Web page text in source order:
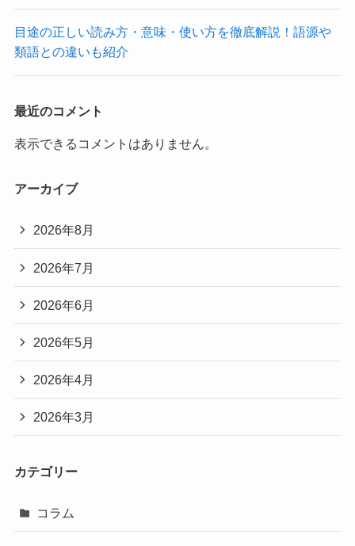
目途の正しい読み方・意味・使い方を徹底解説！語源や
類語との違いも紹介
最近のコメント
表示できるコメントはありません。
アーカイブ
2026年8月
2026年7月
2026年6月
2026年5月
2026年4月
2026年3月
カテゴリー
コラム